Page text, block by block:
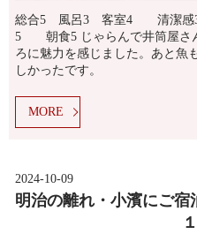
総合5 風呂3 客室4 清潔
5 朝食5 じゃらんで井筒屋さ
ろに魅力を感じました。あと魚
しかったです。
MORE
2024-10-09
明治の離れ・小濱にご